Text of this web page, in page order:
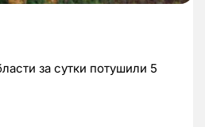
за сутки потушили 5